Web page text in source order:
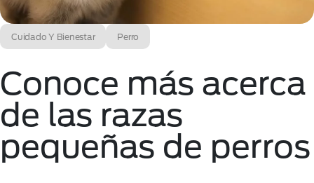
Cuidado Y Bienestar Perro
Conoce más acerca
de las razas
pequeñas de perros